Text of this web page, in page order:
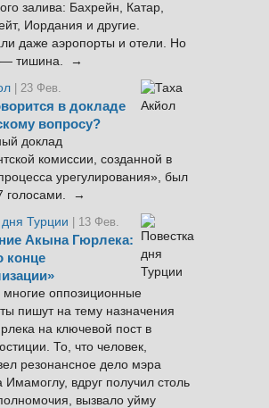
залива: Бахрейн, Катар,
Иордания и другие.
даже аэропорты и отели. Но
— тишина. →
| 23 Фев.
в докладе
вопросу?
доклад
комиссии, созданной в
урегулирования», был
голосами. →
дня Турции
| 13 Фев.
Акына Гюрлека:
конце
многие оппозиционные
пишут на тему назначения
на ключевой пост в
То, что человек,
резонансное дело мэра
Имамоглу, вдруг получил столь
вызвало уйму